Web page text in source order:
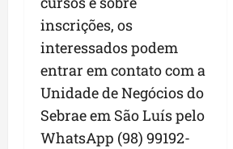
inscrições, os
interessados podem
entrar em contato com a
Unidade de Negócios do
Sebrae em São Luís pelo
WhatsApp (98) 99192-